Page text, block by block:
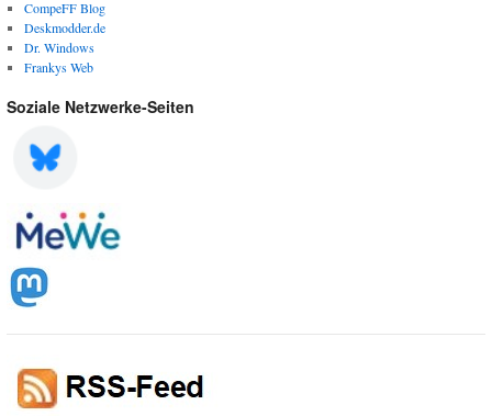
CompeFF Blog
Deskmodder.de
Dr. Windows
Frankys Web
Soziale Netzwerke-Seiten